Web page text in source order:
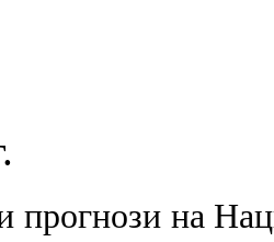
прогнози на